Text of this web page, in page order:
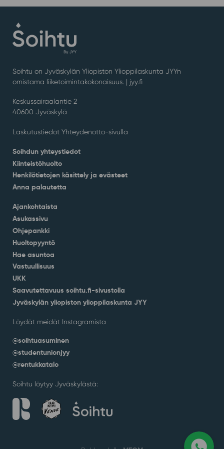
Soihtu on Jyväskylän Yliopiston Ylioppilaskunta JYYn
omistama liiketoimintakokonaisuus. | jyy.fi
Keskussairaalantie 2
40600 Jyväskylä
Laskutustiedot Yhteydenotto-sivulla
Soihdun yhteystiedot
Kiinteistöhuolto
Henkilötietojen käsittely ja evästeet
Anna palautetta
Ajankohtaista
Asukassivu
Ohjepankki
Huoltopyyntö
Hae asuntoa
Vastuullisuus
UKK
Saavutettavuus soihtu.fi-sivustolla
Jyväskylän yliopiston ylioppilaskunta JYY
Löydät meidät Instagramista
@soihtuasuminen
@studentunionjyy
@rentukkatalo
Soihtu löytyy Jyväskylästä: